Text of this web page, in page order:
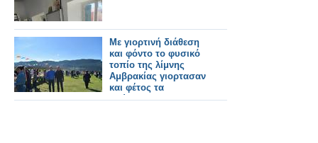
Με γιορτινή διάθεση
και φόντο το φυσικό
τοπίο της λίμνης
Αμβρακίας γιορτασαν
και φέτος τα
Κούλουμα στο Ριβιο